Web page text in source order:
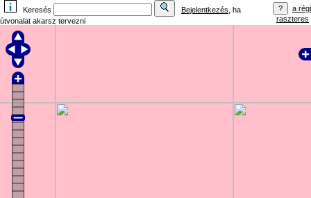
Keresés Bejelentkezés , ha
útvonalat akarsz tervezni
a régi
raszteres